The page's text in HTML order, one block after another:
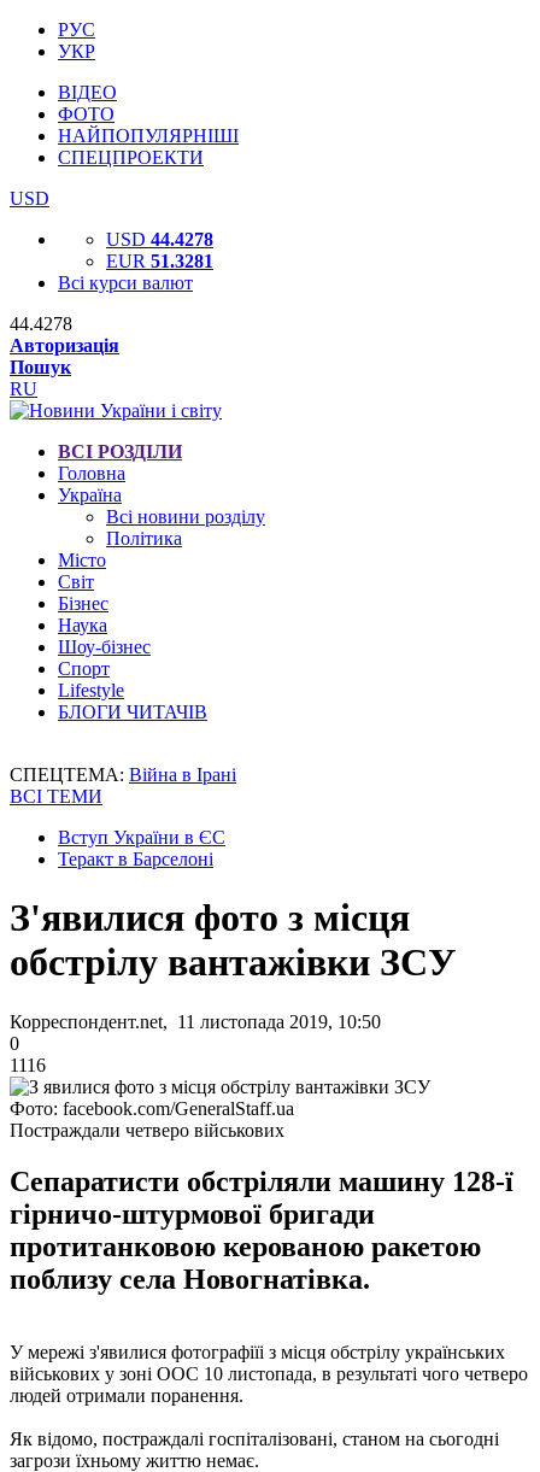
РУС
УКР
ВІДЕО
ФОТО
НАЙПОПУЛЯРНІШІ
СПЕЦПРОЕКТИ
USD
USD 44.4278
EUR 51.3281
Всі курси валют
44.4278
Авторизація
Пошук
RU
ВСІ РОЗДІЛИ
Головна
Україна
Всі новини розділу
Політика
Місто
Світ
Бізнес
Наука
Шоу-бізнес
Спорт
Lifestyle
БЛОГИ ЧИТАЧІВ
СПЕЦТЕМА: Війна в Ірані
ВСІ ТЕМИ
Вступ України в ЄС
Теракт в Барселоні
З'явилися фото з місця
обстрілу вантажівки ЗСУ
Корреспондент.net, 11 листопада 2019, 10:50
0
1116
Фото: facebook.com/GeneralStaff.ua
Постраждали четверо військових
Сепаратисти обстріляли машину 128-ї
гірничо-штурмової бригади
протитанковою керованою ракетою
поблизу села Новогнатівка.
У мережі з'явилися фотографіїі з місця обстрілу українських
військових у зоні ООС 10 листопада, в результаті чого четверо
людей отримали поранення.
Як відомо, постраждалі госпіталізовані, станом на сьогодні
загрози їхньому життю немає.